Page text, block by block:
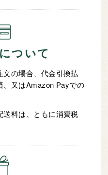
ついて
文の場合、代金引換払
、又はAmazon Payでの
送料は、ともに消費税